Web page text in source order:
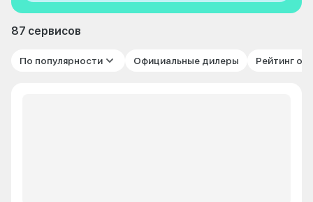
87 сервисов
По популярности Официальные дилеры Рейтинг